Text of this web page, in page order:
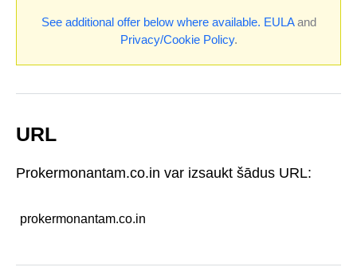
See additional offer below where available. EULAand
Privacy/Cookie Policy.
URL
Prokermonantam.co.in var izsaukt šādus URL:
prokermonantam.co.in